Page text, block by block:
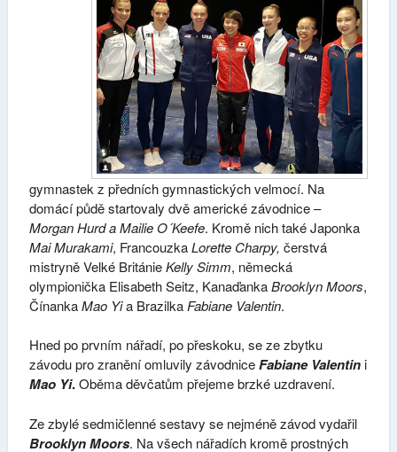
gymnastek z předních gymnastických velmocí. Na
domácí půdě startovaly dvě americké závodnice –
Morgan Hurd a Mailie O´Keefe. Kromě nich také Japonka
Mai Murakami, FrancouzkaLorette Charpy, čerstvá
mistryně Velké BritánieKelly Simm, německá
olympionička Elisabeth Seitz, KanaďankaBrooklyn Moors,
ČínankaMao Yia Brazilka Fabiane Valentin.
Hned po prvním nářadí, po přeskoku, se ze zbytku
závodu pro zranění omluvily závodniceFabiane Valentini
Mao Yi.Oběma děvčatům přejeme brzké uzdravení.
Ze zbylé sedmičlenné sestavy se nejméně závod vydařil
Brooklyn Moors. Na všech nářadích kromě prostných